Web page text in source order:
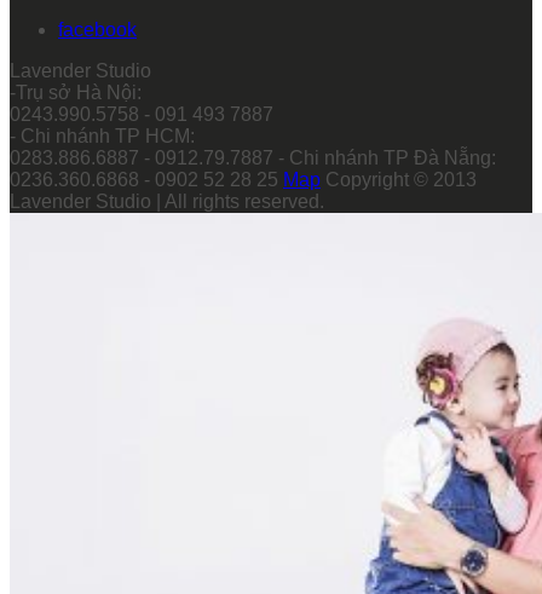
facebook
Lavender Studio
-Trụ sở Hà Nội:
0243.990.5758 - 091 493 7887
- Chi nhánh TP HCM:
0283.886.6887 - 0912.79.7887 - Chi nhánh TP Đà Nẵng:
0236.360.6868 - 0902 52 28 25 Map Copyright © 2013
Lavender Studio | All rights reserved.